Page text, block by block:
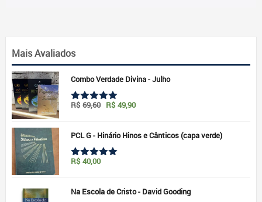
Mais Avaliados
Combo Verdade Divina - Julho
Avaliação
R$ 69,60 O
era:
R$69,60.
R$ 49,90
é:
PCL G - Hinário Hinos e Cânticos (capa verde)
Avaliação
R$ 40,00
Na Escola de Cristo - David Gooding